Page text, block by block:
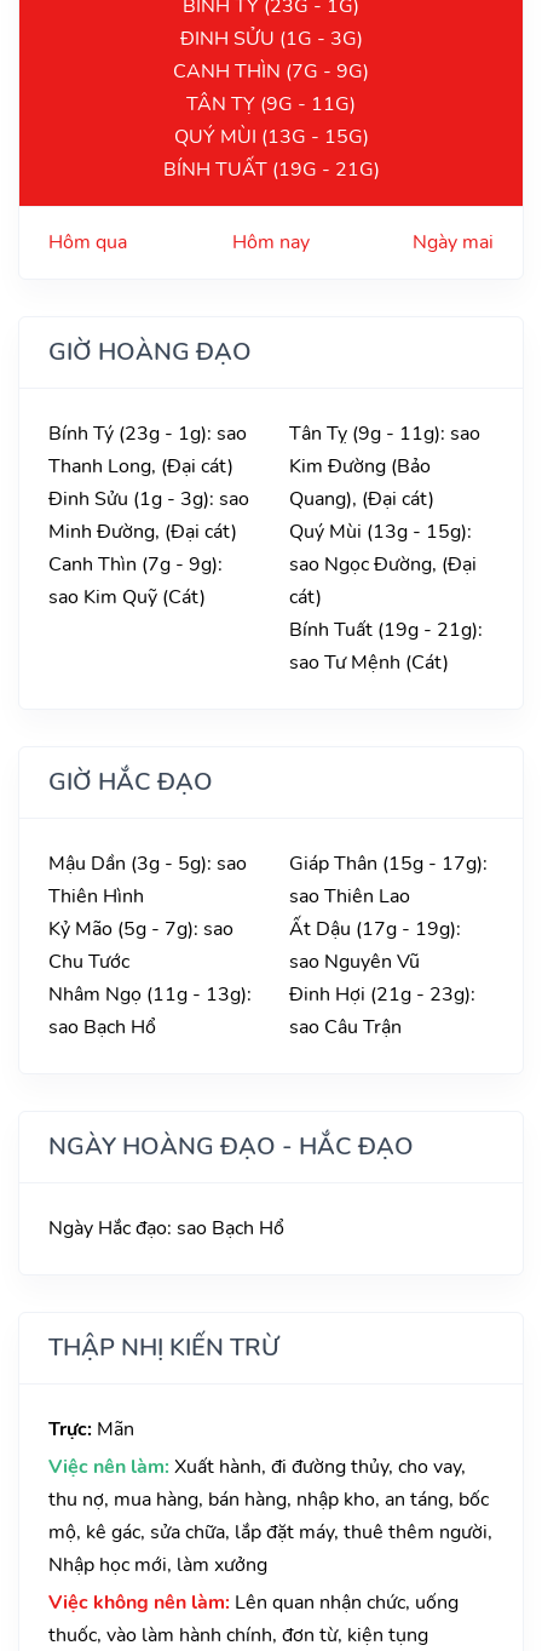
BÍNH TÝ (23G - 1G)
ĐINH SỬU (1G - 3G)
CANH THÌN (7G - 9G)
TÂN TỴ (9G - 11G)
QUÝ MÙI (13G - 15G)
BÍNH TUẤT (19G - 21G)
Hôm qua Hôm nay Ngày mai
GIỜ HOÀNG ĐẠO
Bính Tý (23g - 1g): sao
Thanh Long, (Đại cát)
Đinh Sửu (1g - 3g): sao
Minh Đường, (Đại cát)
Canh Thìn (7g - 9g):
sao Kim Quỹ (Cát)
Tân Tỵ (9g - 11g): sao
Kim Đường (Bảo
Quang), (Đại cát)
Quý Mùi (13g - 15g):
sao Ngọc Đường, (Đại
cát)
Bính Tuất (19g - 21g):
sao Tư Mệnh (Cát)
GIỜ HẮC ĐẠO
Mậu Dần (3g - 5g): sao
Thiên Hình
Kỷ Mão (5g - 7g): sao
Chu Tước
Nhâm Ngọ (11g - 13g):
sao Bạch Hổ
Giáp Thân (15g - 17g):
sao Thiên Lao
Ất Dậu (17g - 19g):
sao Nguyên Vũ
Đinh Hợi (21g - 23g):
sao Câu Trận
NGÀY HOÀNG ĐẠO - HẮC ĐẠO
Ngày Hắc đạo: sao Bạch Hổ
THẬP NHỊ KIẾN TRỪ
Trực: Mãn
Việc nên làm: Xuất hành, đi đường thủy, cho vay,
thu nợ, mua hàng, bán hàng, nhập kho, an táng, bốc
mộ, kê gác, sửa chữa, lắp đặt máy, thuê thêm người,
Nhập học mới, làm xưởng
Việc không nên làm: Lên quan nhận chức, uống
thuốc, vào làm hành chính, đơn từ, kiện tụng